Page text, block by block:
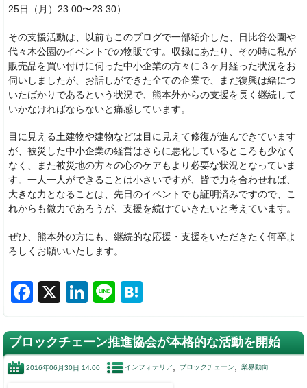
25日（月）23:00〜23:30）
その支援活動は、以前もこのブログで一部紹介した、日比谷公園や
代々木公園のイベントでの物販です。収録にあたり、その時に私が
販売品を買い付けに伺った中小企業の方々に３ヶ月経った状況をお
伺いしましたが、お話しができた全ての企業で、まだ復興は緒につ
いたばかりであるという状況で、熊本外からの支援を長く継続して
いかなければならないと痛感しています。
目に見える土建物や建物などは目に見えて修復が進んできています
が、被災した中小企業の経営はさらに悪化しているところも少なく
なく、また被災地の方々の心のケアもより必要な状況となっていま
す。一人一人ができることは小さいですが、皆で力を合わせれば、
大きな力となることは、先日のイベントでも証明済みですので、こ
れからも微力であろうが、支援を続けていきたいと考えています。
ぜひ、熊本外の方にも、継続的な応援・支援をいただきたく何卒よ
ろしくお願いいたします。
F
c
e
X
Li
k
e
Li
e
e
n
ブロックチェーン推進協会が本格的な活動を開始
2016年06月30日 14:00 インフォテリア ブロックチェーン 業界動向